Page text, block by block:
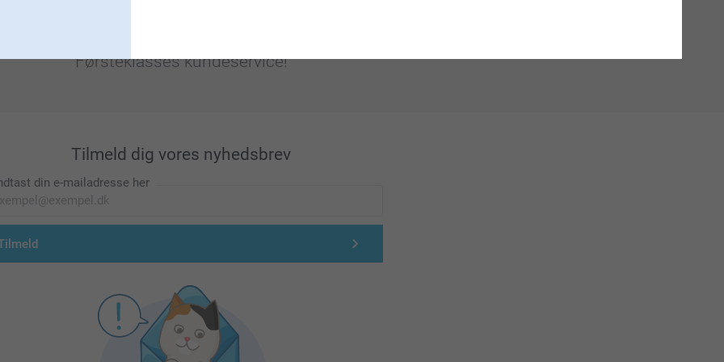
Førsteklasses kundeservice!
Tilmeld dig vores nyhedsbrev
din e-mailadresse her